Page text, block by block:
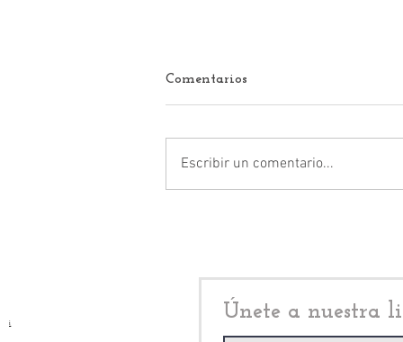
Comentarios
Escribir un comentario...
Únete a nuestra
i